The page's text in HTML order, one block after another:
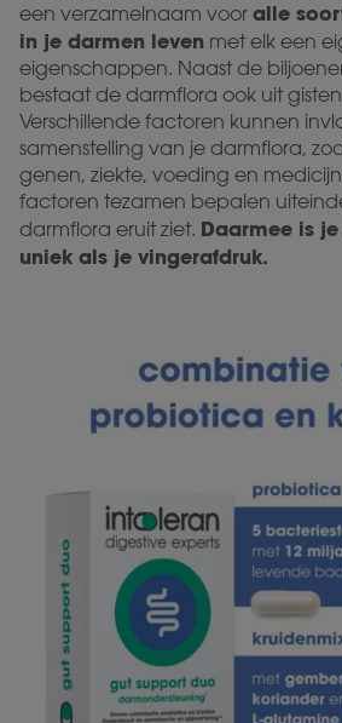
een verzamelnaam voor alle
in je darmen leven met elk een
eigenschappen. Naast de
bestaat de darmflora ook uit
Verschillende factoren kunnen
samenstelling van je darmflora,
genen, ziekte, voeding en
factoren tezamen bepalen
darmflora eruit ziet. Daarmee is
uniek als je vingerafdruk.